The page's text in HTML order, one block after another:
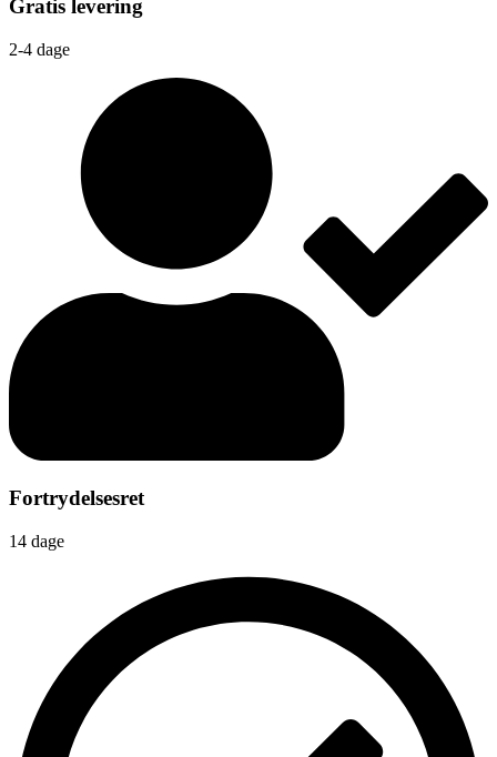
Gratis levering
2-4 dage
Fortrydelsesret
14 dage